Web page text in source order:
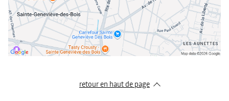
retour en haut de page​